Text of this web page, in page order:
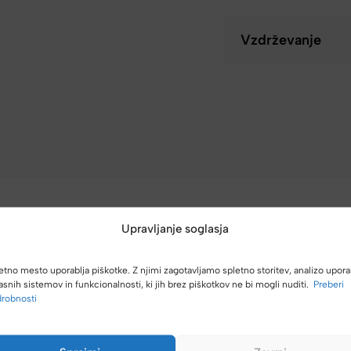
Upravljanje soglasja
mesto uporablja piškotke. Z njimi zagotavljamo spletno storitev, analizo
sistemov in funkcionalnosti, ki jih brez piškotkov ne bi mogli nuditi. Preberi
Vzdrževanje
(4,8/5)
Kupci nas hvalijo zaradi hitre dostave, poštenih cen in velike izbire.